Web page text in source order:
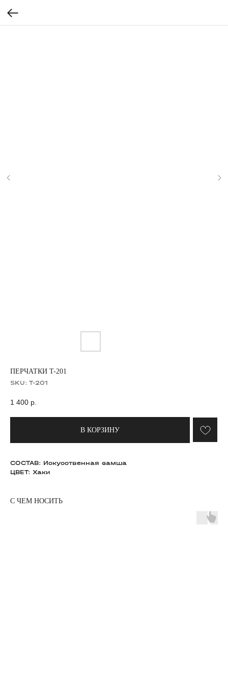
ПЕРЧАТКИ T-201
SKU: T-201
1 400 р.
В КОРЗИНУ
СОСТАВ: Искусственная замша
ЦВЕТ: Хаки
С ЧЕМ НОСИТЬ